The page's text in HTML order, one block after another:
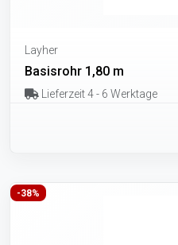
Layher
Basisrohr 1,80 m
Lieferzeit 4 - 6 Werktage
-38%